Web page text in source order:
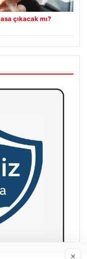
çıkacak mı?
×